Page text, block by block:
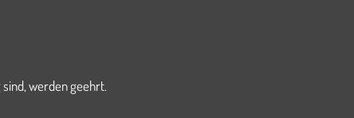
werden geehrt.